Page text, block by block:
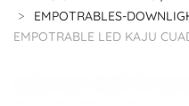
EMPOTRABLES-
EMPOTRABLE LED KAJU